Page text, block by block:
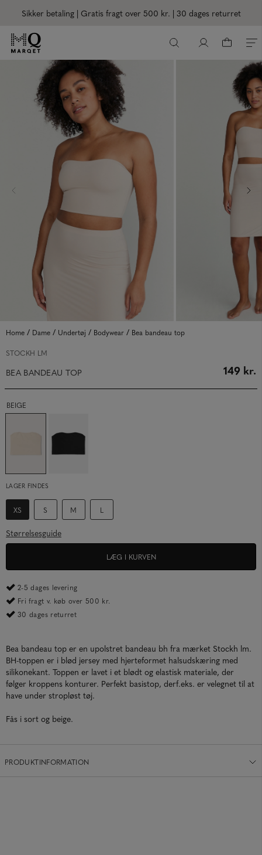
Sikker betaling | Gratis fragt over 500 kr. | 30 dages returret
Home / Dame / Undertøj / Bodywear / Bea bandeau top
STOCKH LM
BEA BANDEAU TOP 149 kr.
BEIGE
LAGER FINDES
XS S M L
Størrelsesguide
LÆG I KURVEN
2-5 dages levering
Fri fragt v. køb over 500 kr.
30 dages returret
Bea bandeau top er en upolstret bandeau bh fra mærket Stockh lm.
BH-toppen er i blød jersey med hjerteformet halsudskæring med
silikonekant. Toppen er lavet i et blødt og elastisk materiale, der
følger kroppens konturer. Perfekt basistop, derf.eks. er velegnet til at
have under stropløst tøj.
Fås i sort og beige.
PRODUKTINFORMATION